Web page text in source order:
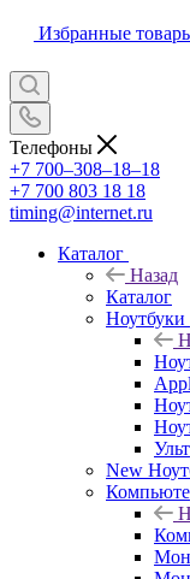
Избранные
Телефоны
+7 700‒308‒18‒18
+7 700 803 18 18
timing@internet.ru
Каталог
Назад
Каталог
Ноутбуки
New